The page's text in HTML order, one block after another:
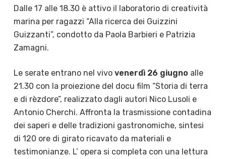
Dalle 17 alle 18.30 è attivo il laboratorio di creatività
marina per ragazzi “Alla ricerca dei Guizzini
Guizzanti”, condotto da Paola Barbieri e Patrizia
Zamagni.
Le serate entrano nel vivo venerdì 26 giugno alle
21.30 con la proiezione del docu film “Storia di terra
e di rèzdore”, realizzato dagli autori Nico Lusoli e
Antonio Cherchi. Affronta la trasmissione contadina
dei saperi e delle tradizioni gastronomiche, sintesi
di 120 ore di girato ricavato da materiali e
testimonianze. L’ opera si completa con una lettura